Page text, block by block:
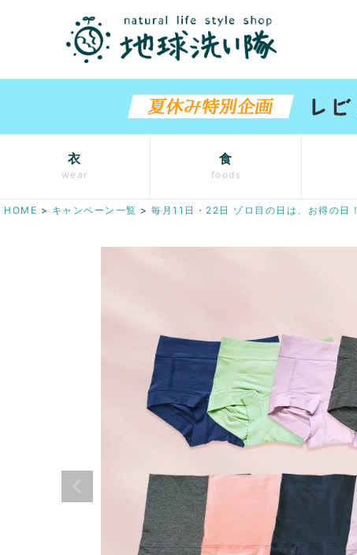
衣
wear
食
foods
HOME キャンペーン一覧 毎月11日・22日 ゾロ目の日は、お得の日！